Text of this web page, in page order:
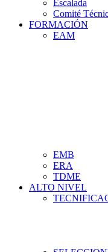
Escalada
Comité
FORMACIÓN
EAM
EMB
ERA
TDME
ALTO NIVEL